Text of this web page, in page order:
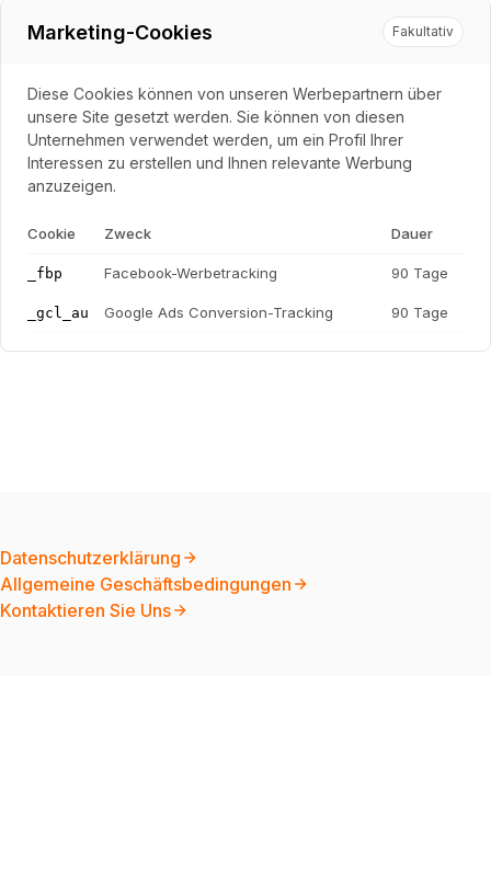
Marketing-Cookies Fakultativ
Diese Cookies können von unseren Werbepartnern über
unsere Site gesetzt werden. Sie können von diesen
Unternehmen verwendet werden, um ein Profil Ihrer
Interessen zu erstellen und Ihnen relevante Werbung
anzuzeigen.
Cookie Zweck Dauer
_fbp Facebook-Werbetracking 90 Tage
_gcl_au Google Ads Conversion-Tracking 90 Tage
Datenschutzerklärung
Allgemeine Geschäftsbedingungen
Kontaktieren Sie Uns